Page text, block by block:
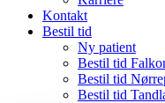
Kontakt
Bestil tid
Ny patient
Bestil tid
Bestil tid
Bestil tid